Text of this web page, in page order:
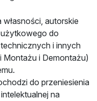
autorskie
do
i innych
i Demontażu)
do przeniesienia
na